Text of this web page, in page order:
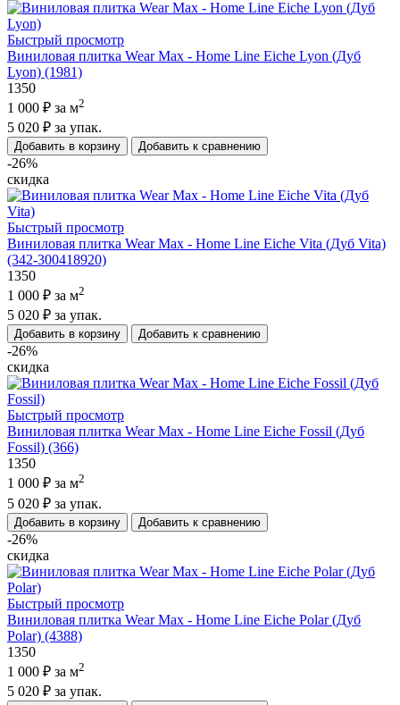
Быстрый просмотр
Виниловая плитка Wear Max - Home Line Eiche Lyon (Дуб
Lyon) (1981)
1350
1 000 ₽ за м2
5 020 ₽ за упак.
Добавить в корзину Добавить к сравнению
-26%
скидка
Быстрый просмотр
Виниловая плитка Wear Max - Home Line Eiche Vita (Дуб Vita)
(342-300418920)
1350
1 000 ₽ за м2
5 020 ₽ за упак.
Добавить в корзину Добавить к сравнению
-26%
скидка
Быстрый просмотр
Виниловая плитка Wear Max - Home Line Eiche Fossil (Дуб
Fossil) (366)
1350
1 000 ₽ за м2
5 020 ₽ за упак.
Добавить в корзину Добавить к сравнению
-26%
скидка
Быстрый просмотр
Виниловая плитка Wear Max - Home Line Eiche Polar (Дуб
Polar) (4388)
1350
1 000 ₽ за м2
5 020 ₽ за упак.